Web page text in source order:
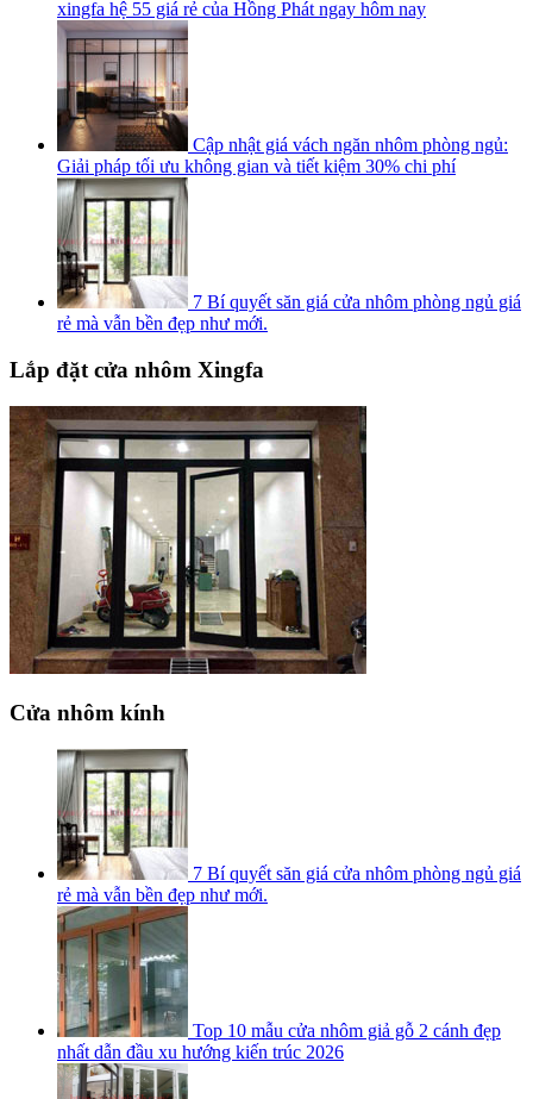
xingfa hệ 55 giá rẻ của Hồng Phát ngay hôm nay
Cập nhật giá vách ngăn nhôm phòng ngủ:
Giải pháp tối ưu không gian và tiết kiệm 30% chi phí
7 Bí quyết săn giá cửa nhôm phòng ngủ giá
rẻ mà vẫn bền đẹp như mới.
Lắp đặt cửa nhôm Xingfa
Cửa nhôm kính
7 Bí quyết săn giá cửa nhôm phòng ngủ giá
rẻ mà vẫn bền đẹp như mới.
Top 10 mẫu cửa nhôm giả gỗ 2 cánh đẹp
nhất dẫn đầu xu hướng kiến trúc 2026